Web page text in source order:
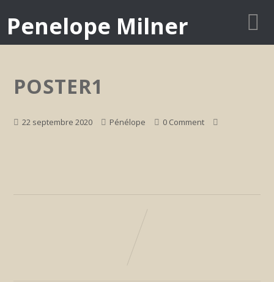
Penelope Milner
POSTER1
22 septembre 2020 Pénélope 0 Comment